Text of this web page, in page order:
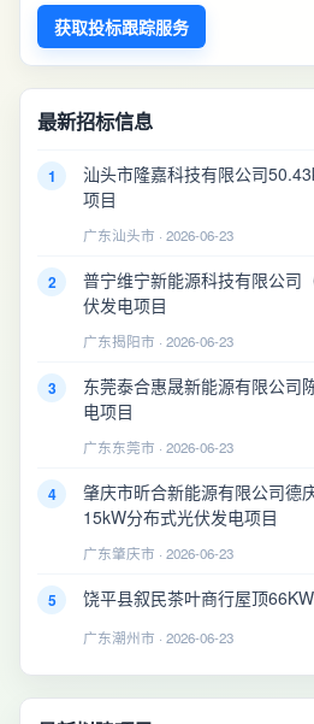
获取投标跟踪服务
最新招标信息
1
汕头市隆嘉科技有限公司
项目
广东汕头市 · 2026-06-23
2
普宁维宁新能源科技有限公司
伏发电项目
广东揭阳市 · 2026-06-23
3
东莞泰合惠晟新能源有限公司
电项目
广东东莞市 · 2026-06-23
4
肇庆市昕合新能源有限公司德
15kW分布式光伏发电项目
广东肇庆市 · 2026-06-23
5 饶平县叙民茶叶商行屋顶
广东潮州市 · 2026-06-23